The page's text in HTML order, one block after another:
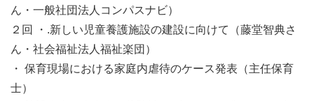
ん・一般社団法人コンパスナビ）
２回 ・.新しい児童養護施設の建設に向けて（藤堂智典さ
ん・社会福祉法人福祉楽団）
・ 保育現場における家庭内虐待のケース発表（主任保育
士）